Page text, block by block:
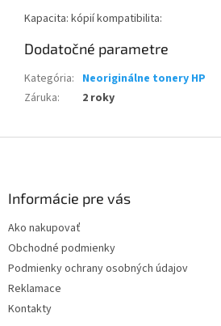
Kapacita: kópií kompatibilita:
Dodatočné parametre
Kategória: Neoriginálne tonery HP
Záruka: 2 roky
Informácie pre vás
Ako nakupovať
Obchodné podmienky
Podmienky ochrany osobných údajov
Reklamace
Kontakty